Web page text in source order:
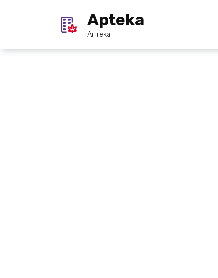
Apteka
Аптека